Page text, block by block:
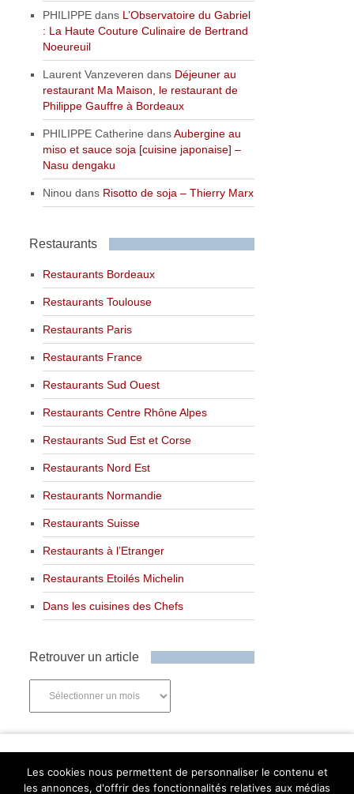
PHILIPPE dans L’Observatoire du Gabriel
: La Haute Couture Culinaire de Bertrand
Noeureuil
Laurent Vanzeveren dans Déjeuner au
restaurant Ma Maison, le restaurant de
Philippe Gauffre à Bordeaux
PHILIPPE Catherine dansAubergine au
miso et sauce soja [cuisine japonaise] –
Nasu dengaku
Ninou dans Risotto de soja – Thierry Marx
Restaurants
Restaurants Bordeaux
Restaurants Toulouse
Restaurants Paris
Restaurants France
Restaurants Sud Ouest
Restaurants Centre Rhône Alpes
Restaurants Sud Est et Corse
Restaurants Nord Est
Restaurants Normandie
Restaurants Suisse
Restaurants à l’Etranger
Restaurants Etoilés Michelin
Dans les cuisines des Chefs
Retrouver un article
Les cookies nous permettent de personnaliser le contenu et
les annonces, d'offrir des fonctionnalités relatives aux médias